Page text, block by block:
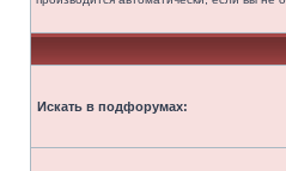
Искать в подфорумах: